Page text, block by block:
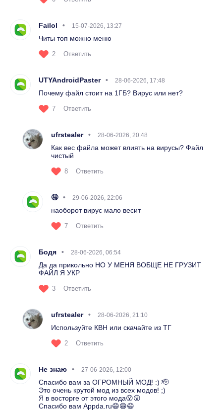
Failol 15-07-2026, 13:27
Читы топ можно меню
2 Ответить
UTYAndroidPaster 28-06-2026, 17:48
Почему файл стоит на 1ГБ? Вирус или нет?
7 Ответить
ufrstealer 28-06-2026, 20:48
Как вес файла может влиять на вирусы? Файл
чистый
8 Ответить
🤤 29-06-2026, 22:06
наоборот вирус мало весит
7 Ответить
Бодя 28-06-2026, 06:54
Да да прикольно НО У МЕНЯ ВОБЩЕ НЕ ГРУЗИТ
ФАЙЛ Я УКР
3 Ответить
ufrstealer 28-06-2026, 21:10
Используйте КВН или скачайте из ТГ
2 Ответить
Не знаю 27-06-2026, 12:00
Спасибо вам за ОГРОМНЫЙ МОД! :) 🫡
Это очень крутой мод из всех модов! ;)
Я в восторге от этого мода😮😮
Спасибо вам Appda.ru😄😄😄